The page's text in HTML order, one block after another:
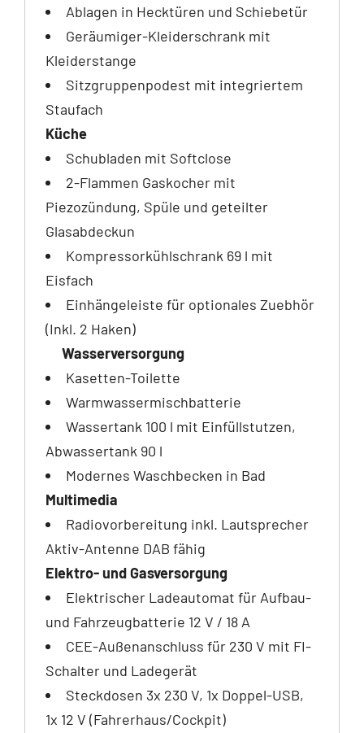
Ablagen in Hecktüren und Schiebetür
Geräumiger-Kleiderschrank mit
Kleiderstange
Sitzgruppenpodest mit integriertem
Staufach
Küche
Schubladen mit Softclose
2-Flammen Gaskocher mit
Piezozündung, Spüle und geteilter
Glasabdeckun
Kompressorkühlschrank 69 l mit
Eisfach
Einhängeleiste für optionales Zuebhör
(Inkl. 2 Haken)
Wasserversorgung
Kasetten-Toilette
Warmwassermischbatterie
Wassertank 100 l mit Einfüllstutzen,
Abwassertank 90 l
Modernes Waschbecken in Bad
Multimedia
Radiovorbereitung inkl. Lautsprecher
Aktiv-Antenne DAB fähig
Elektro- und Gasversorgung
Elektrischer Ladeautomat für Aufbau-
und Fahrzeugbatterie 12 V / 18 A
CEE-Außenanschluss für 230 V mit FI-
Schalter und Ladegerät
Steckdosen 3x 230 V, 1x Doppel-USB,
1x 12 V (Fahrerhaus/Cockpit)